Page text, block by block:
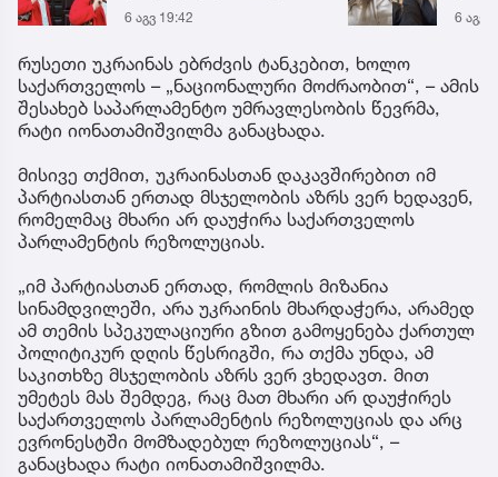
დაღუპული დედა-შვილის
ვინაობა
6 აგვ 19:58 6 აგვ
რუსეთი უკრაინას ებრძვის ტანკებით, ხოლო
საქართველოს – „ნაციონალური მოძრაობით“, – ამის
შესახებ საპარლამენტო უმრავლესობის წევრმა,
რატი იონათამიშვილმა განაცხადა.
მისივე თქმით, უკრაინასთან დაკავშირებით იმ
პარტიასთან ერთად მსჯელობის აზრს ვერ ხედავენ,
რომელმაც მხარი არ დაუჭირა საქართველოს
პარლამენტის რეზოლუციას.
„იმ პარტიასთან ერთად, რომლის მიზანია
სინამდვილეში, არა უკრაინის მხარდაჭერა, არამედ
ამ თემის სპეკულაციური გზით გამოყენება ქართულ
პოლიტიკურ დღის წესრიგში, რა თქმა უნდა, ამ
საკითხზე მსჯელობის აზრს ვერ ვხედავთ. მით
უმეტეს მას შემდეგ, რაც მათ მხარი არ დაუჭირეს
საქართველოს პარლამენტის რეზოლუციას და არც
ევრონესტში მომზადებულ რეზოლუციას“, –
განაცხადა რატი იონათამიშვილმა.